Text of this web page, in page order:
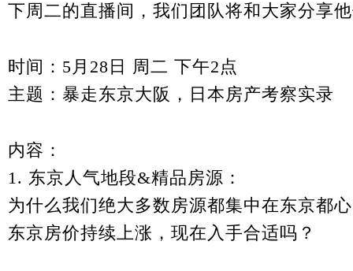
下周二的直播间，我们团队将和大家分享
时间：5月28日 周二 下午2点
主题：暴走东京大阪，日本房产考察实录
内容：
1. 东京人气地段&精品房源：
为什么我们绝大多数房源都集中在东京都
东京房价持续上涨，现在入手合适吗？